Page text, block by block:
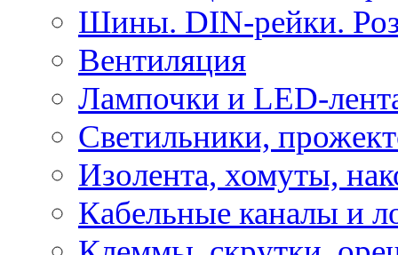
Шины. DIN-рейки.
Вентиляция
Лампочки и LED-
Светильники,
Изолента, хомуты,
Кабельные каналы и